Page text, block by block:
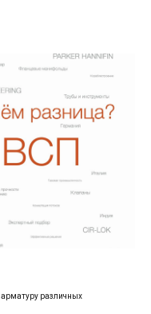
различных